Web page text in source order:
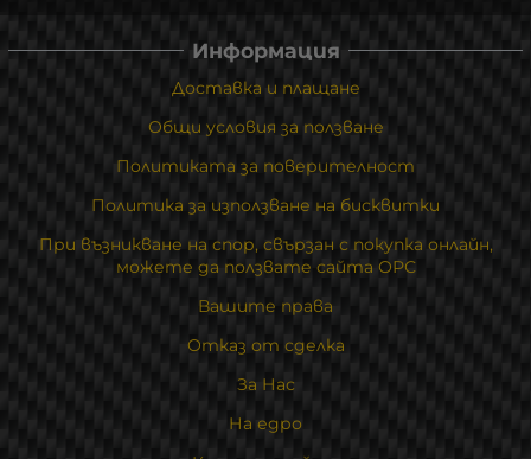
Информация
Доставка и плащане
Общи условия за ползване
Политиката за поверителност
Политика за използване на бисквитки
При възникване на спор, свързан с покупка онлайн,
можете да ползвате сайта ОРС
Вашите права
Отказ от сделка
За Нас
На едро